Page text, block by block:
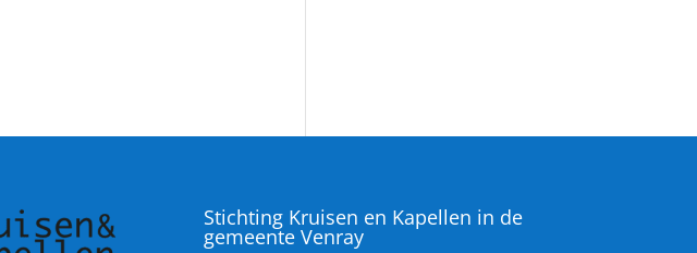
Stichting Kruisen en Kapellen in de
gemeente Venray